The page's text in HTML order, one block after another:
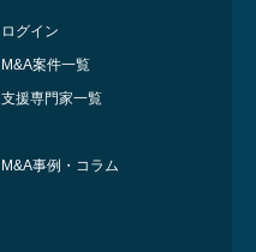
ログイン
M&A案件一覧
支援専門家一覧
M&A事例・コラム